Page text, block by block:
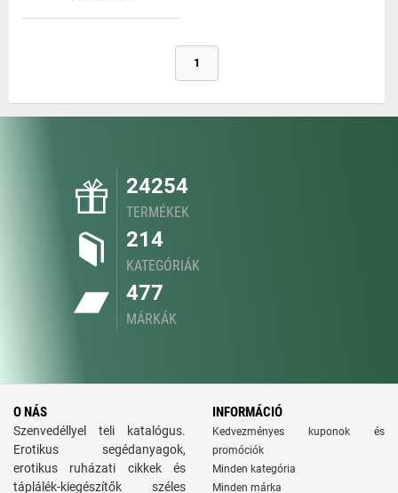
1
24254
TERMÉKEK
214
KATEGÓRIÁK
477
MÁRKÁK
O NÁS
Szenvedéllyel teli katalógus.
Erotikus segédanyagok,
erotikus ruházati cikkek és
táplálék-kiegészítők széles
INFORMÁCIÓ
Kedvezményes kuponok és
promóciók
Minden kategória
Minden márka